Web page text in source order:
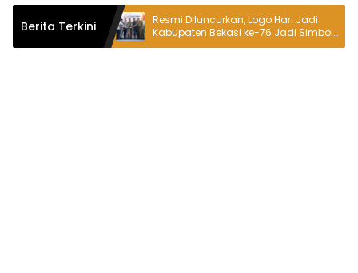
Berita Terkini
Tokoh
Pipit
Resmi Diluncurkan, Logo Hari Jadi
Kabupaten Bekasi ke-76 Jadi Simbol
Semangat Warga Sambut Hari Jadi